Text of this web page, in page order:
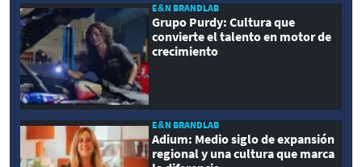
E&N BRANDLAB
Grupo Purdy: Cultura que
convierte el talento en motor de
crecimiento
E&N BRANDLAB
Adium: Medio siglo de expansión
regional y una cultura que marca